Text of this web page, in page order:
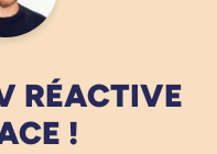
RÉACTIVE
!